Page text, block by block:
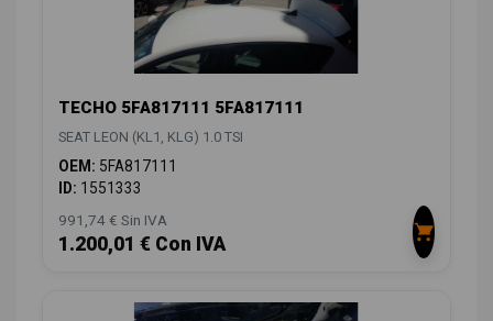
TECHO 5FA817111 5FA817111
SEAT LEON (KL1, KLG) 1.0 TSI
OEM: 5FA817111
ID: 1551333
991,74 € Sin IVA
1.200,01 € Con IVA